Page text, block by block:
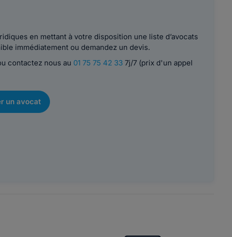
en mettant à votre disposition une liste d’avocats
immédiatement ou demandez un devis.
contactez nous au 01 75 75 42 337j/7 (prix d'un appel
un avocat